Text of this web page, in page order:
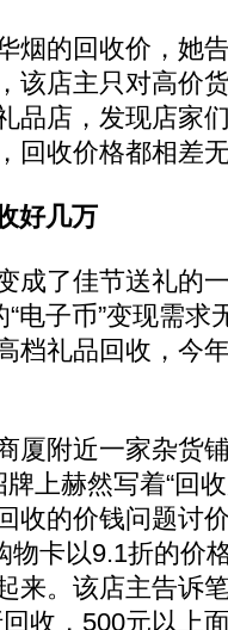
的回收价，她
该店主只对高价
品店，发现店家
回收价格都相差
好几万
了佳节送礼的
“电子币”变现需
档礼品回收，今
附近一家杂货
上赫然写着“回
收的价钱问题讨
物卡以9.1折的价
来。该店主告诉
收，500元以上